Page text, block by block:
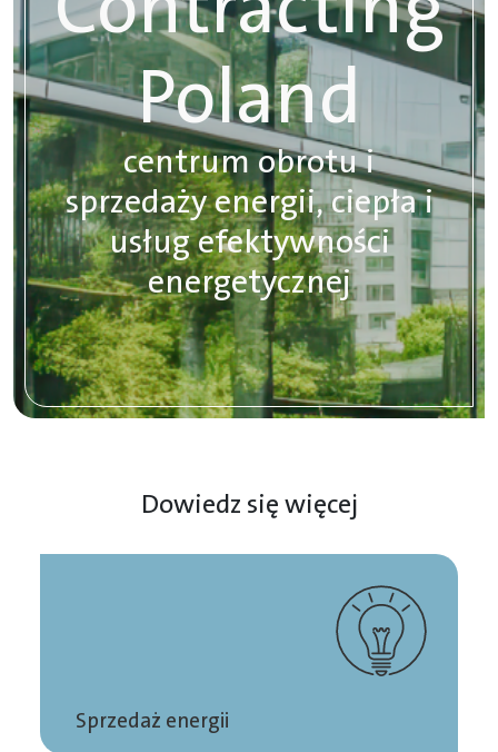
Poland
centrum obrotu i
sprzedaży energii, ciepła i
usług efektywności
energetycznej
Dowiedz się więcej
Sprzedaż energii